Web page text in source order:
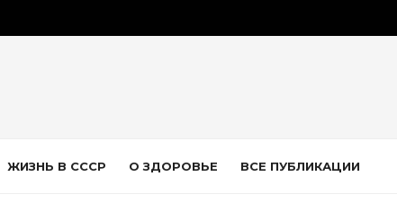
ЖИЗНЬ В СССР О ЗДОРОВЬЕ ВСЕ ПУБЛИКАЦИИ